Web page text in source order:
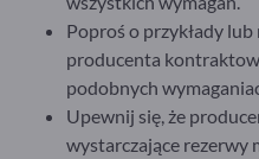
Poproś o przykłady
producenta
podobnych
Upewnij się, że
wystarczające rezerwy